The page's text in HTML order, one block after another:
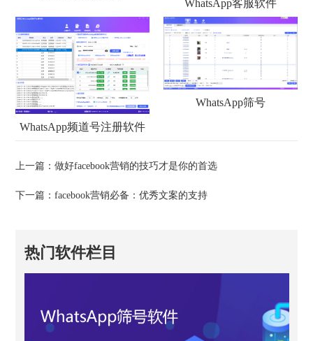
WhatsApp客服软件
WhatsApp频道号注册软件
WhatsApp筛号
上一篇：做好facebook营销的技巧才是你的首选
下一篇：facebook营销必备：优秀文案的支持
热门软件栏目